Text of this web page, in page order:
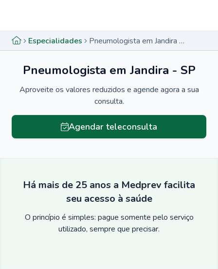
Especialidades Pneumologista em Jandira - SP
Pneumologista em Jandira - SP
Aproveite os valores reduzidos e agende agora a sua
consulta.
Agendar teleconsulta
Há mais de 25 anos a Medprev facilita
seu acesso à saúde
O princípio é simples: pague somente pelo serviço
utilizado, sempre que precisar.